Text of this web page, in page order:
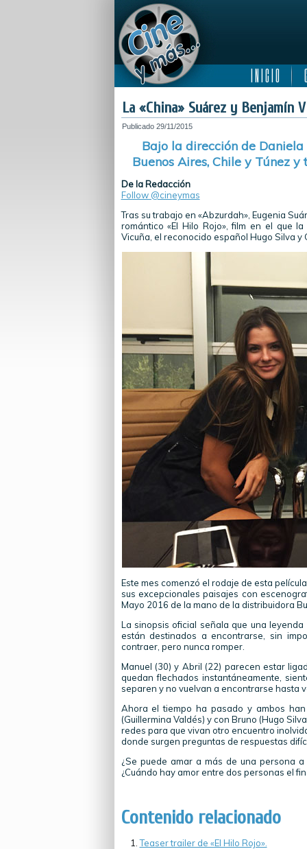
I N I C I O
La «China» Suárez y Benjamín
Publicado 29/11/2015
Bajo la dirección de
Buenos Aires, Chile y Túnez
De la Redacción
Follow @cineymas
Tras su trabajo en «Abzurdah», Eugenia
romántico «El Hilo Rojo», film en el que
Vicuña, el reconocido español Hugo Silva y
Este mes comenzó el rodaje de esta
sus excepcionales paisajes con
Mayo 2016 de la mano de la distribuidora
La sinopsis oficial señala que una
están destinados a encontrarse, sin
contraer, pero nunca romper.
Manuel (30) y Abril (22) parecen estar
quedan flechados instantáneamente,
separen y no vuelvan a encontrarse hasta
Ahora el tiempo ha pasado y ambos
(Guillermina Valdés) y con Bruno (Hugo
redes para que vivan otro encuentro
donde surgen preguntas de respuestas
¿Se puede amar a más de una persona
¿Cuándo hay amor entre dos personas el
Contenido relacionado
Teaser trailer de «El Hilo Rojo».